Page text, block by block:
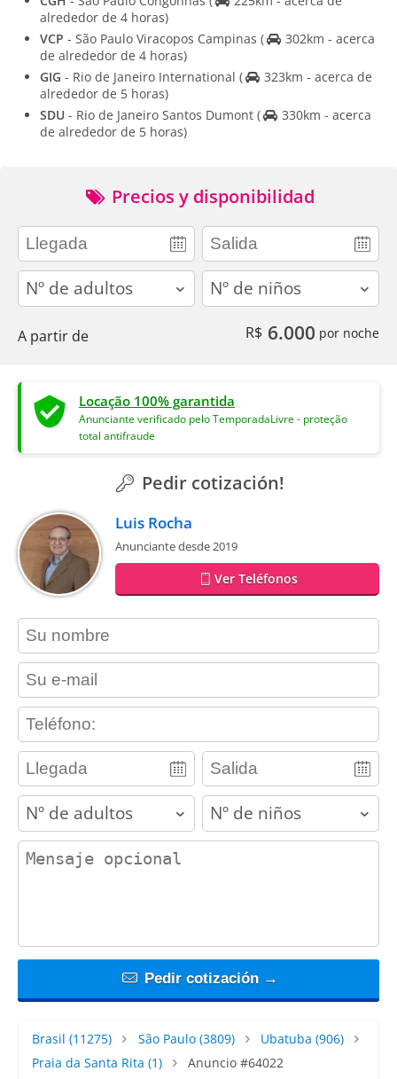
alrededor de 4 horas)
VCP - São Paulo Viracopos Campinas (
302km - acerca
de alrededor de 4 horas)
GIG - Rio de Janeiro International (
323km - acerca de
alrededor de 5 horas)
SDU - Rio de Janeiro Santos Dumont (
330km - acerca
de alrededor de 5 horas)
Precios y disponibilidad
adults children
A partir de R$ 6.000 por noche
Locação 100% garantida
Anunciante verificado pelo TemporadaLivre - proteção
total antifraude
Pedir cotización!
Luis Rocha
Anunciante desde 2019
Ver Teléfonos
contact_name
contact_email
contact_phone
adults children
contact_message
Pedir cotización →
Brasil (11275) São Paulo(3809) Ubatuba (906)
Praia da Santa Rita (1) Anuncio #64022